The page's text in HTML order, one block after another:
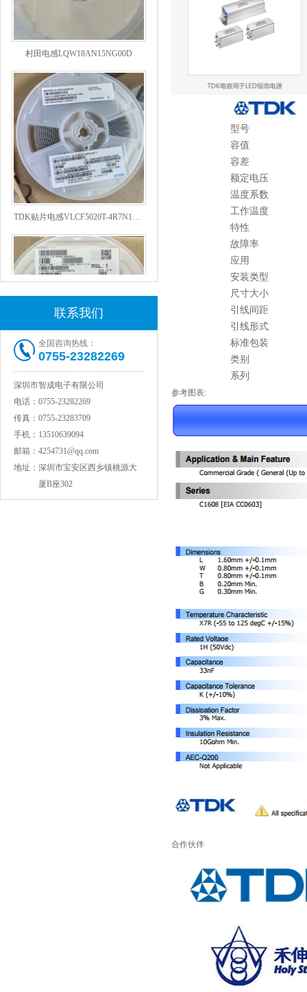
村田电感LQW18AN15NG00D
TDK贴片电感VLCF5020T-4R7N1R7-1
村田电感LQW15AN47NG80D
联系我们
全国咨询热线：
0755-23282269
深圳市智成电子有限公司
电话： 0755-23282269
传真： 0755-23283709
手机： 13510639094
邮箱： 4254731@qq.com
地址： 深圳市宝安区西乡镇桃源大
厦B座302
型号
容值
容差
额定电压
温度系数
工作温度
特性
故障率
应用
安装类型
尺寸大小
引线间距
引线形式
标准包装
类别
系列
参考图表:
合作伙伴